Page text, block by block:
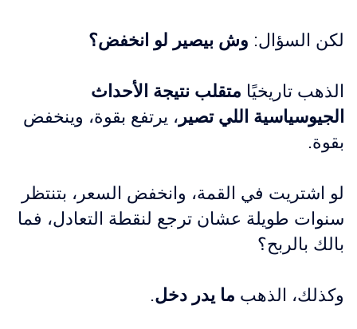
لكن السؤال: وش بيصير لو انخفض؟
الذهب تاريخيًا متقلب نتيجة الأحداث
الجيوسياسية اللي تصير ، يرتفع بقوة، وينخفض
بقوة.
لو اشتريت في القمة، وانخفض السعر، بتنتظر
سنوات طويلة عشان ترجع لنقطة التعادل، فما
بالك بالربح؟
وكذلك، الذهب ما يدر دخل.